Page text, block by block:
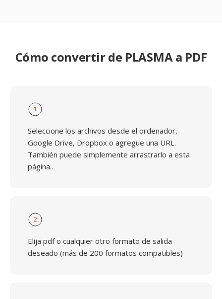
Cómo convertir de PLASMA a PDF
1
Seleccione los archivos desde el ordenador,
Google Drive, Dropbox o agregue una URL.
También puede simplemente arrastrarlo a esta
página..
2
Elija pdf o cualquier otro formato de salida
deseado (más de 200 formatos compatibles)